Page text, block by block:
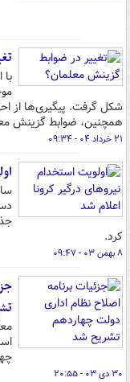
شکل گرفت. پیگیری‌ها از
همچنین، ضوابط گزینش
۲۱ خرداد ۰۴ - ۰۹:۳۴
کرد.
۸ بهمن ۰۳ - ۰۹:۴۷
۳۰ دی ۰۳ - ۲۰:۵۵